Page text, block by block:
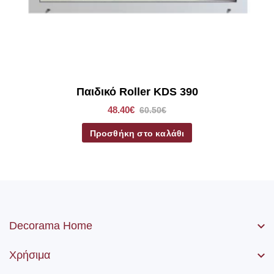
Παιδικό Roller KDS 390
48.40€ 60.50€
Προσθήκη στο καλάθι
Decorama Home
Χρήσιμα